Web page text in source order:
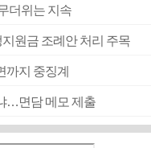
더위는 지속
원금 조례안 처리 주목
까지 중징계
…면담 메모 제출